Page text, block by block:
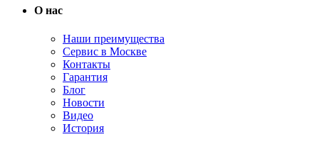
О нас
Наши преимущества
Сервис в Москве
Контакты
Гарантия
Блог
Новости
Видео
История